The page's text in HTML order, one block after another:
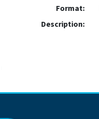
Format:
Description: